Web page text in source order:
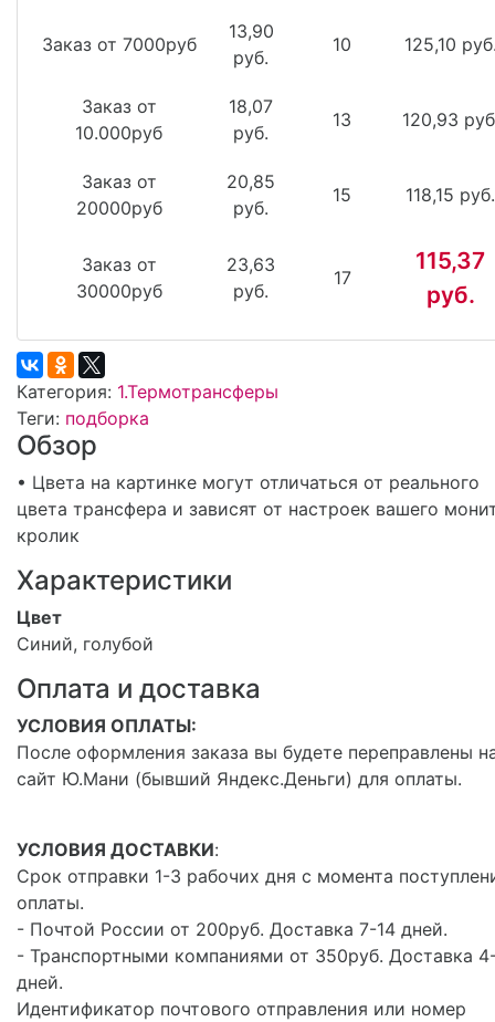
Заказ от 7000руб
13,90
руб.
10 125,10
Заказ от
10.000руб
18,07
руб.
13 120,93
Заказ от
20000руб
20,85
руб.
15 118,15 руб.
Заказ от
30000руб
23,63
руб.
17
115,37
руб.
Категория: 1.Термотрансферы
Теги: подборка
Обзор
• Цвета на картинке могут отличаться от реального
цвета трансфера и зависят от настроек вашего
кролик
Характеристики
Цвет
Синий, голубой
Оплата и доставка
УСЛОВИЯ ОПЛАТЫ:
После оформления заказа вы будете переправлены
сайт Ю.Мани (бывший Яндекс.Деньги) для оплаты.
УСЛОВИЯ ДОСТАВКИ:
Срок отправки 1-3 рабочих дня с момента
оплаты.
- Почтой России от 200руб. Доставка 7-14 дней.
- Транспортными компаниями от 350руб. Доставка
дней.
Идентификатор почтового отправления или номер